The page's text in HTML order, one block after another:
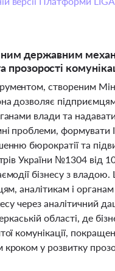
державним
створеним
дозволяє
влади та
проблеми, формувати
бюрократії та
України №1304 від
бізнесу з владою.
аналітикам і
через
області, де
комунікації,
у розвитку